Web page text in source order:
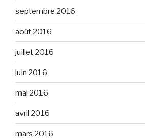
septembre 2016
août 2016
juillet 2016
juin 2016
mai 2016
avril 2016
mars 2016